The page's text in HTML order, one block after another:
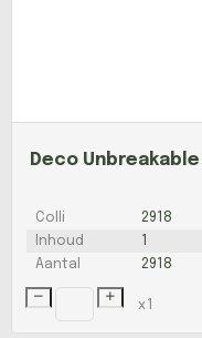
Deco
Colli 2918
Inhoud
1
Aantal
2918
x 1